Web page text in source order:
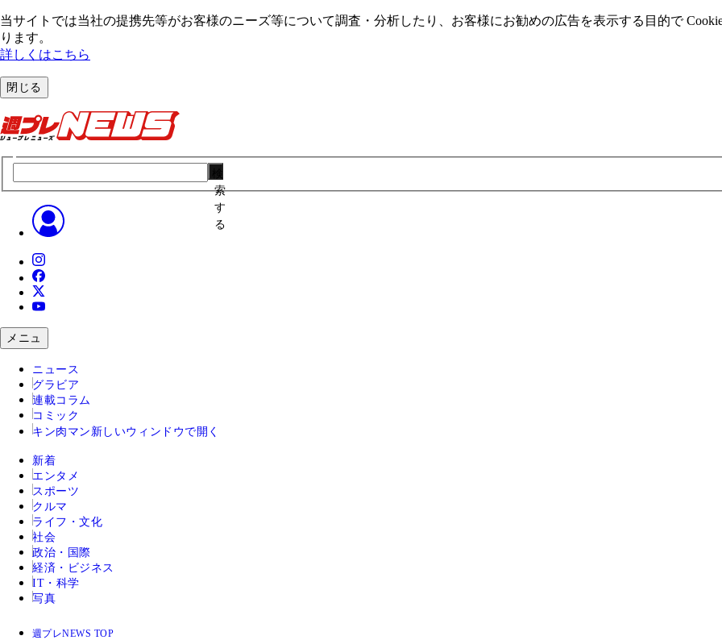
当サイトでは当社の提携先等がお客様のニーズ等について調査・分析したり、お客様にお勧めの広告を表⽰する⽬的で
ります。
詳しくはこちら
閉じる
索
す
る
メニュ
ニュース
グラビア
連載コラム
コミック
キン肉マン 新しいウィンドウで開く
新着
エンタメ
スポーツ
クルマ
ライフ・文化
社会
政治・国際
経済・ビジネス
IT・科学
写真
週プレNEWS TOP